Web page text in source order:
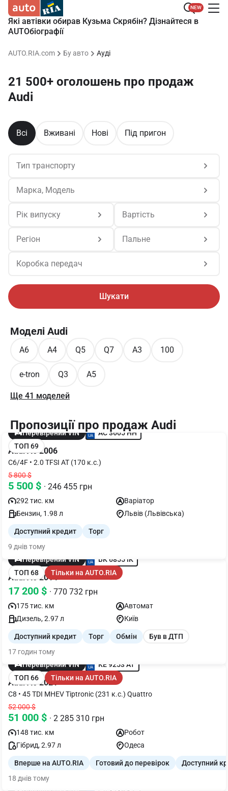
NEW
Які автівки обирав Кузьма Скрябін? Дізнайтеся в
AUTOбіографії
AUTO.RIA.com Бу авто Ауді
21 500+ оголошень про продаж
Audi
Всі Вживані Нові Під пригон
Тип транспорту
Марка, Модель
Рік випуску Вартість
Регіон Пальне
Коробка передач
Шукати
Пропозиції про продаж Audi
Перевірений VIN
AC 3605 HH
ТОП 69
Audi A6 2006
C6/4F • 2.0 TFSI AT (170 к.с.)
5 800 $
5 500 $ · 246 455 грн
292 тис. км
Варіатор
Бензин, 1.98 л
Львів (Львівська)
Доступний кредит
Торг
9 днів тому
Перевірений VIN
BK 6855 IK
ТОП 68
Тільки на AUTO.RIA
Audi A6 2014
17 200 $ · 770 732 грн
175 тис. км
Автомат
Дизель, 2.97 л
Київ
Доступний кредит Торг Обмін
Був в ДТП
17 годин тому
Перевірений VIN
KE 9253 AT
ТОП 66
Тільки на AUTO.RIA
Audi A6 2021
C8 • 45 TDI MHEV Tiptronic (231 к.с.) Quattro
52 000 $
51 000 $ · 2 285 310 грн
148 тис. км
Робот
Гібрид, 2.97 л
Одеса
Вперше на AUTO.RIA Готовий до перевірок
Доступний
18 днів тому
Моделі Audi
A6 A4 Q5 Q7 A3 100
e-tron Q3 A5
Ще 41 моделей